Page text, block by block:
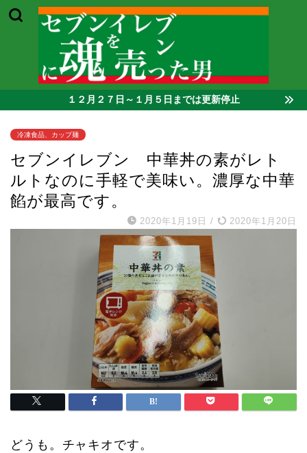
１２月２７日～１月５日までは更新停止
冷凍食品、カップ麺
セブンイレブン 中華丼の素がレト
ルトなのに手軽で美味い。濃厚な中華
餡が最高です。
2020年1月19日 / 2020年1月20日
どうも。チャキオです。